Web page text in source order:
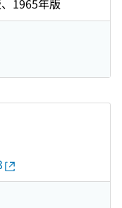
1965年版